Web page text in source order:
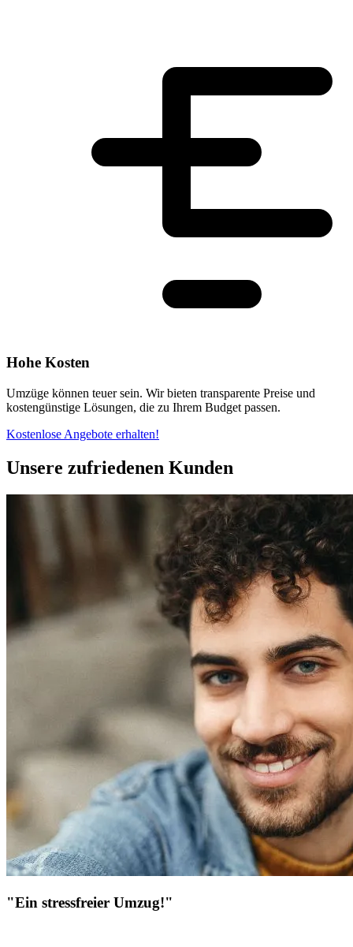
Hohe Kosten
Umzüge können teuer sein. Wir bieten transparente Preise und
kostengünstige Lösungen, die zu Ihrem Budget passen.
Kostenlose Angebote erhalten!
Unsere zufriedenen Kunden
"Ein stressfreier Umzug!"